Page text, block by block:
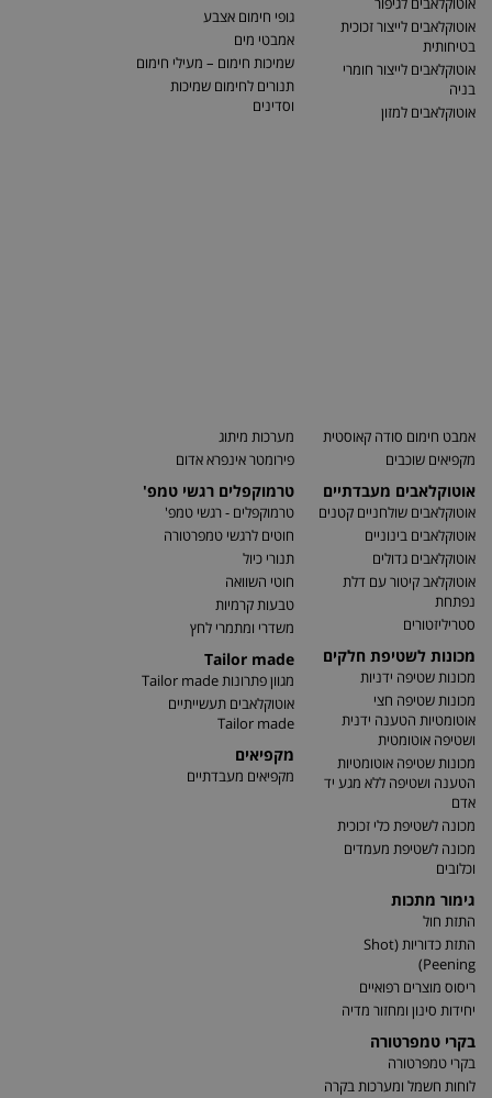
אוטוקלאבים לייצור זכוכית
בטיחותית
אוטוקלאבים לייצור חומרי
בניה
אוטוקלאבים למזון
גופי חימום אצבע
אמבטי מים
שמיכות חימום – מעילי חימום
תנורים לחימום שמיכות
וסדינים
אמבט חימום סודה קאוסטית
מקפיאים שוכבים
אוטוקלאבים מעבדתיים
אוטוקלאבים שולחניים קטנים
אוטוקלאבים בינוניים
אוטוקלאבים גדולים
אוטוקלאב קיטור עם דלת
נפתחת
סטריליזטורים
מכונות לשטיפת חלקים
מכונות שטיפה ידניות
מכונות שטיפה חצי
אוטומטיות הטענה ידנית
ושטיפה אוטומטית
מכונות שטיפה אוטומטיות
הטענה ושטיפה ללא מגע יד
אדם
מכונה לשטיפת כלי זכוכית
מכונה לשטיפת מעמדים
וכלובים
גימור מתכות
התזת חול
התזת כדוריות (Shot
Peening)
ריסוס מוצרים רפואיים
יחידות סינון ומחזור מדיה
בקרי טמפרטורה
בקרי טמפרטורה
לוחות חשמל ומערכות בקרה
מערכות מיתוג
פירומטר אינפרא אדום
טרמוקפלים רגשי טמפ'
טרמוקפלים - רגשי טמפ'
חוטים לרגשי טמפרטורה
תנורי כיול
חוטי השוואה
טבעות קרמיות
משדרי ומתמרי לחץ
Tailor made
מגוון פתרונות Tailor made
אוטוקלאבים תעשייתיים
Tailor made
מקפיאים
מקפיאים מעבדתיים